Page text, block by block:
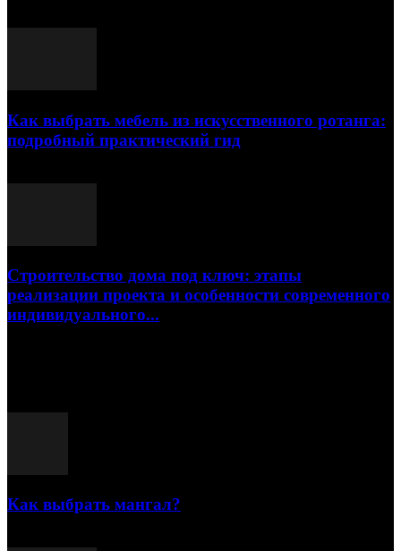
Как выбрать мебель из искусственного ротанга:
подробный практический гид
Строительство дома под ключ: этапы
реализации проекта и особенности современного
индивидуального...
Как выбрать мангал?